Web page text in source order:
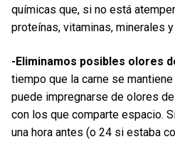
químicas que, si no está
proteínas, vitaminas, minerales
-Eliminamos posibles olores
tiempo que la carne se
puede impregnarse de olores
con los que comparte espacio.
una hora antes (o 24 si estaba